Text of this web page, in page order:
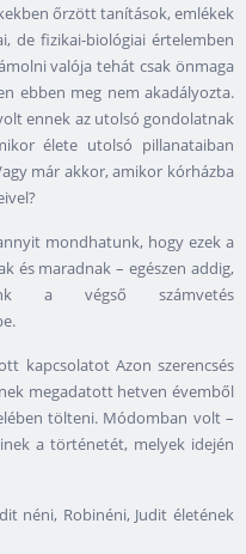
őrzött tanítások, emlékek
de fizikai-biológiai értelemben
valója tehát csak önmaga
ebben meg nem akadályozta.
ennek az utolsó gondolatnak
élete utolsó pillanataiban
már akkor, amikor kórházba
mondhatunk, hogy ezek a
és maradnak – egészen addig,
a végső számvetés
kapcsolatot Azon szerencsés
megadatott hetven évemből
tölteni. Módomban volt –
a történetét, melyek idején
néni, Robinéni, Judit életének